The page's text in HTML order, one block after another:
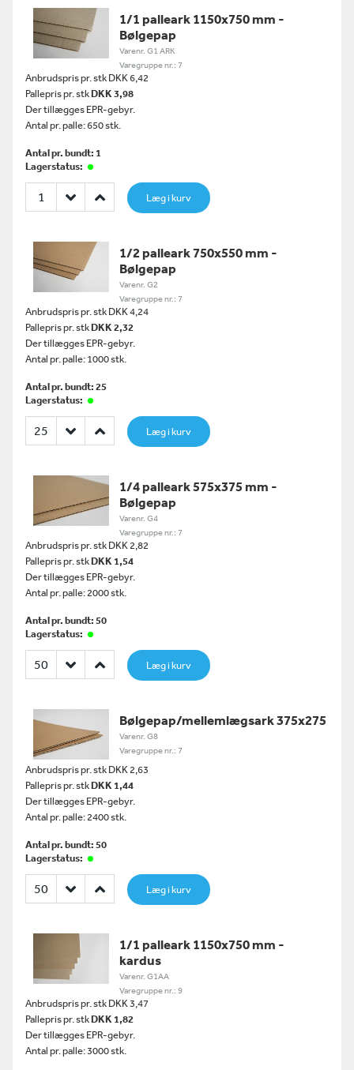
1/1 palleark 1150x750 mm -
Bølgepap
Varenr. G1 ARK
Varegruppe nr.: 7
Anbrudspris pr. stk DKK 6,42
Pallepris pr. stkDKK 3,98
Der tillægges EPR-gebyr.
Antal pr. palle: 650 stk.
Antal pr. bundt: 1
Lagerstatus:
Læg i kurv
1/2 palleark 750x550 mm -
Bølgepap
Varenr. G2
Varegruppe nr.: 7
Anbrudspris pr. stk DKK 4,24
Pallepris pr. stkDKK 2,32
Der tillægges EPR-gebyr.
Antal pr. palle: 1000 stk.
Antal pr. bundt: 25
Lagerstatus:
Læg i kurv
1/4 palleark 575x375 mm -
Bølgepap
Varenr. G4
Varegruppe nr.: 7
Anbrudspris pr. stk DKK 2,82
Pallepris pr. stkDKK 1,54
Der tillægges EPR-gebyr.
Antal pr. palle: 2000 stk.
Antal pr. bundt: 50
Lagerstatus:
Læg i kurv
Bølgepap/mellemlægsark 375x275
Varenr. G8
Varegruppe nr.: 7
Anbrudspris pr. stk DKK 2,63
Pallepris pr. stkDKK 1,44
Der tillægges EPR-gebyr.
Antal pr. palle: 2400 stk.
Antal pr. bundt: 50
Lagerstatus:
Læg i kurv
1/1 palleark 1150x750 mm -
kardus
Varenr. G1AA
Varegruppe nr.: 9
Anbrudspris pr. stk DKK 3,47
Pallepris pr. stkDKK 1,82
Der tillægges EPR-gebyr.
Antal pr. palle: 3000 stk.